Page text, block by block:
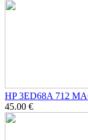
HP 3ED68A 712
45.00 €